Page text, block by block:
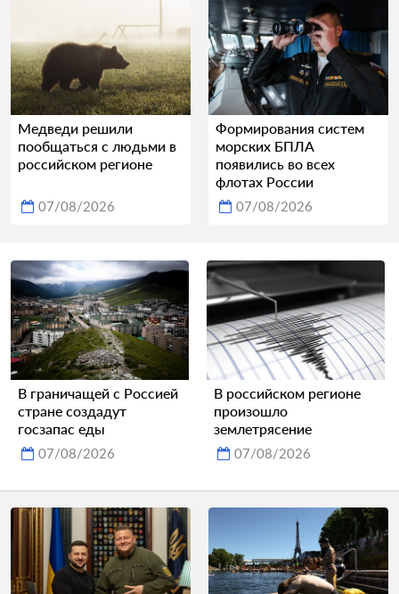
Медведи решили
пообщаться с людьми в
российском регионе
07/08/2026
Формирования систем
морских БПЛА
появились во всех
флотах России
07/08/2026
В граничащей с Россией
стране создадут
госзапас еды
07/08/2026
В российском регионе
произошло
землетрясение
07/08/2026